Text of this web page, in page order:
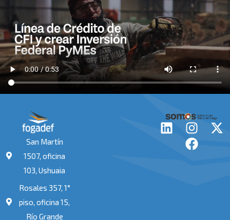
San Martín
1507, oficina
103, Ushuaia
Rosales 357, 1°
piso, oficina 15,
Río Grande
L
I
n
s
X
F
a
c